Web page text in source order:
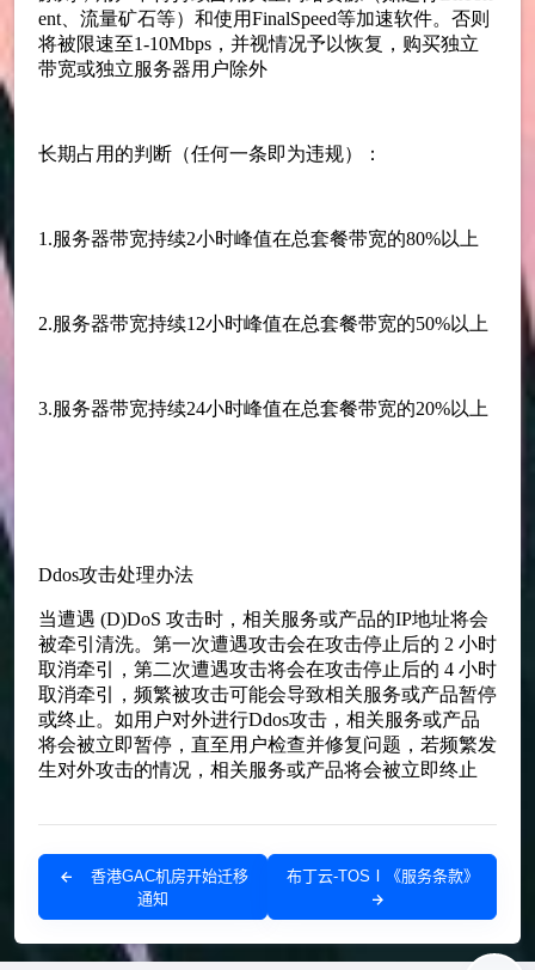
香港GAC机房开始迁移
通知
布丁云-TOSⅠ《服务条款》